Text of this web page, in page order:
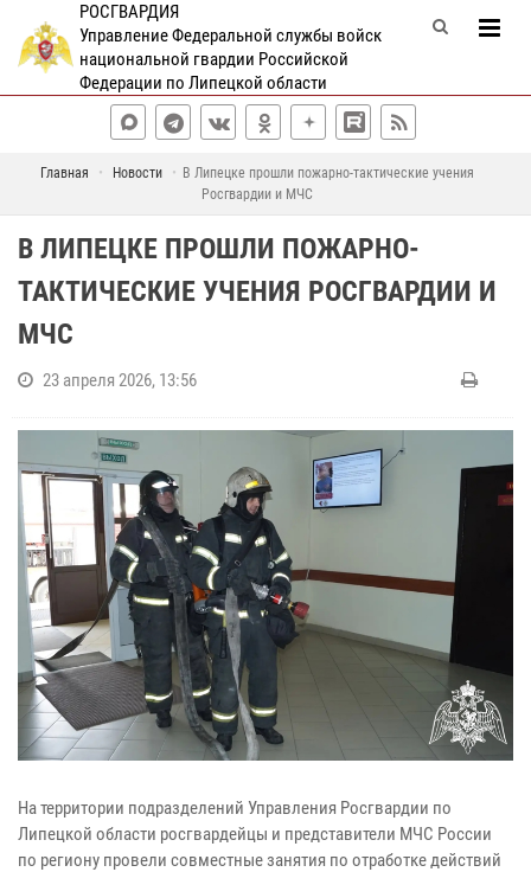
РОСГВАРДИЯ
Управление Федеральной службы войск
национальной гвардии Российской
Федерации по Липецкой области
Главная Новости
В Липецке прошли пожарно-тактические учения
Росгвардии и МЧС
В ЛИПЕЦКЕ ПРОШЛИ ПОЖАРНО-
ТАКТИЧЕСКИЕ УЧЕНИЯ РОСГВАРДИИ И
МЧС
23 апреля 2026, 13:56
На территории подразделений Управления Росгвардии по
Липецкой области росгвардейцы и представители МЧС России
по региону провели совместные занятия по отработке действий